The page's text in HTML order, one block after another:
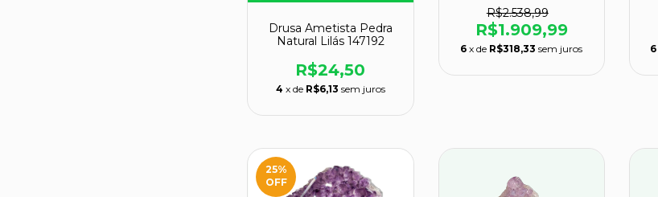
Drusa Ametista Pedra
Natural Lilás 147192
R$24,50
4 x de R$6,13 sem juros
R$2.538,99
R$1.909,99
6 x de R$318,33 sem juros 6
25%
OFF